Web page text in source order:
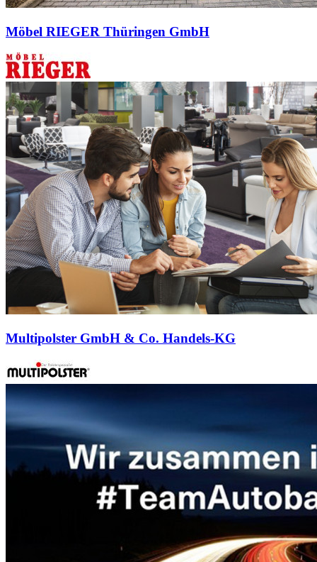
Möbel RIEGER Thüringen GmbH
Multipolster GmbH & Co. Handels-KG